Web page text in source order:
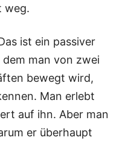
weg.
ist ein pas­si­ver
man von zwei
bewegt wird,
Man erlebt
auf ihn. Aber man
er über­haupt